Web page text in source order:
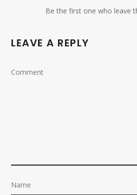
Be the first one who leave
LEAVE A REPLY